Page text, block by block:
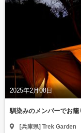
2025年2月08日
馴染みのメンバーでお籠
[兵庫県] Trek Garden